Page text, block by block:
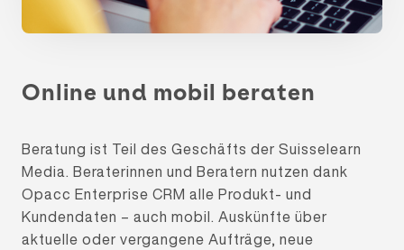
Online und mobil beraten
Beratung ist Teil des Geschäfts der Suisselearn
Media. Beraterinnen und Beratern nutzen dank
Opacc Enterprise CRM alle Produkt- und
Kundendaten – auch mobil. Auskünfte über
aktuelle oder vergangene Aufträge, neue